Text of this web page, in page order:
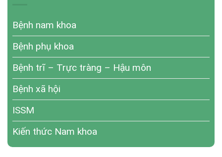
Bệnh nam khoa
Bệnh phụ khoa
Bệnh trĩ – Trực tràng – Hậu môn
Bệnh xã hội
ISSM
Kiến thức Nam khoa